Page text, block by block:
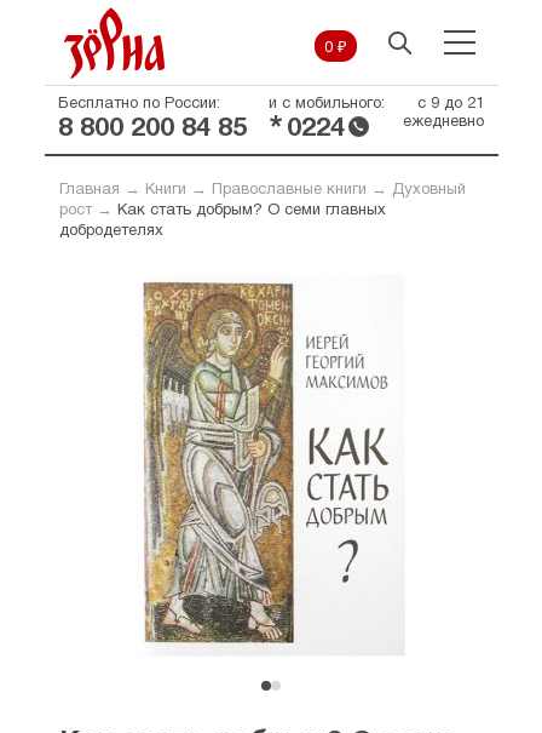
0 ₽
Бесплатно по России:
8 800 200 84 85
и с мобильного:
* 0224
с 9 до 21
ежедневно
Главная → Книги → Православные книги →
Духовный
рост→
Как стать добрым? О семи главных
добродетелях